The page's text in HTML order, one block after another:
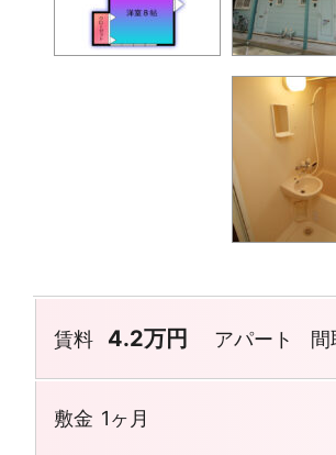
賃料 4.2万円 アパート 間
敷金 1ヶ月